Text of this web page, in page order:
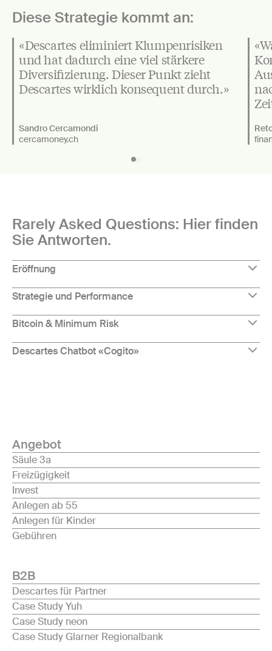
Diese Strategie kommt an:
«Descartes eliminiert Klumpenrisiken
und hat dadurch eine viel stärkere
Diversifizierung. Dieser Punkt zieht
Descartes wirklich konsequent durch.»
Sandro Cercamondi
cercamoney.ch
Rarely Asked Questions: Hier finden
Sie Antworten.
Eröffnung
Strategie und Performance
Bitcoin & Minimum Risk
Descartes Chatbot «Cogito»
Angebot
Säule 3a
Freizügigkeit
Invest
Anlegen ab 55
Anlegen für Kinder
Gebühren
B2B
Descartes für Partner
Case Study Yuh
Case Study neon
Case Study Glarner Regionalbank